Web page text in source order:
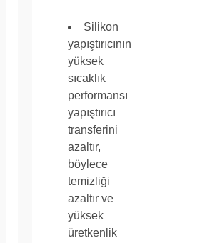
Silikon
yapıştırıcının
yüksek
sıcaklık
performansı
yapıştırıcı
transferini
azaltır,
böylece
temizliği
azaltır ve
yüksek
üretkenlik